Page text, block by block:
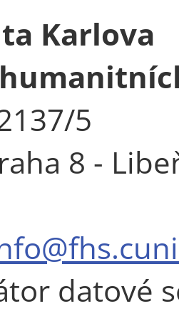
Karlova
5
8 -
datové